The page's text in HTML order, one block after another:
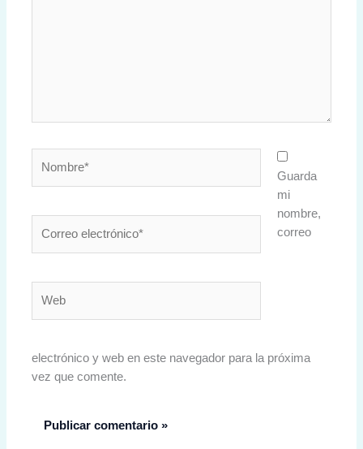
electrónico*
Guarda
mi
nombre,
correo
electrónico y web en este navegador para la próxima
vez que comente.